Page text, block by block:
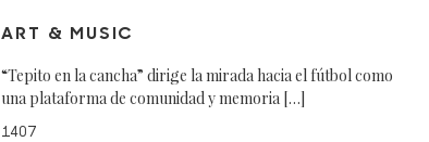
ART & MUSIC
“Tepito en la cancha” dirige la mirada hacia el fútbol como
una plataforma de comunidad y memoria […]
1407